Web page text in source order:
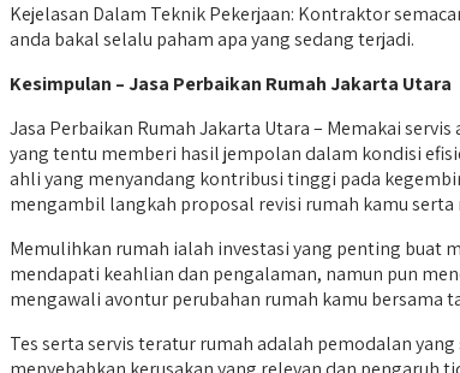
Kejelasan Dalam Teknik Pekerjaan: Kontraktor
anda bakal selalu paham apa yang sedang terjadi.
Kesimpulan – Jasa Perbaikan Rumah Jakarta Utara
Jasa Perbaikan Rumah Jakarta Utara – Memakai
yang tentu memberi hasil jempolan dalam kondisi
ahli yang menyandang kontribusi tinggi pada
mengambil langkah proposal revisi rumah kamu
Memulihkan rumah ialah investasi yang penting buat
mendapati keahlian dan pengalaman, namun pun
mengawali avontur perubahan rumah kamu bersama
Tes serta servis teratur rumah adalah pemodalan